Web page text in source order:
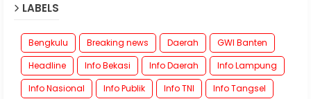
LABELS
Bengkulu Breaking news Daerah
GWI Banten
Headline
Info Bekasi Info Daerah
Info Lampung
Info Nasional
Info Publik Info TNI
Info Tangsel